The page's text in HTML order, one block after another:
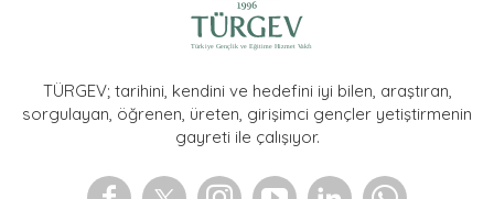
TÜRGEV; tarihini, kendini ve hedefini iyi bilen, araştıran,
sorgulayan, öğrenen, üreten, girişimci gençler yetiştirmenin
gayreti ile çalışıyor.